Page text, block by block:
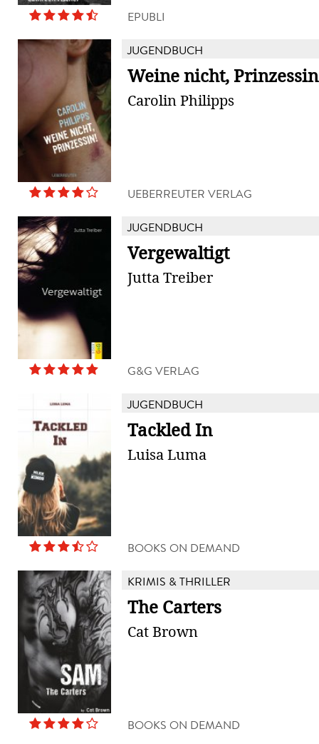
EPUBLI
JUGENDBUCH
Weine nicht, Prinzessin
Carolin Philipps
UEBERREUTER VERLAG
JUGENDBUCH
Vergewaltigt
Jutta Treiber
G&G VERLAG
JUGENDBUCH
Tackled In
Luisa Luma
BOOKS ON DEMAND
KRIMIS & THRILLER
The Carters
Cat Brown
BOOKS ON DEMAND